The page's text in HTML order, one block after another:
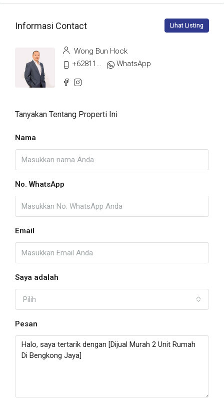
Informasi Contact Lihat Listing
Wong Bun Hock
+628117718666
WhatsApp
Tanyakan Tentang Properti Ini
Nama
No. WhatsApp
Email
Saya adalah
Pilih
Pesan